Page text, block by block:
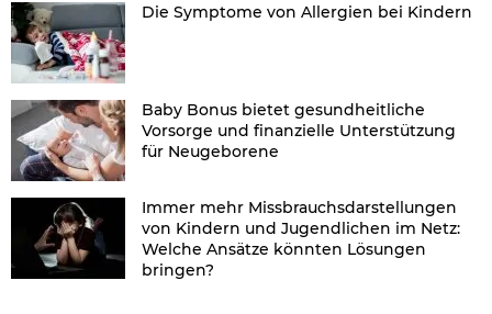
Die Symptome von Allergien bei Kindern
Baby Bonus bietet gesundheitliche
Vorsorge und finanzielle Unterstützung
für Neugeborene
Immer mehr Missbrauchsdarstellungen
von Kindern und Jugendlichen im Netz:
Welche Ansätze könnten Lösungen
bringen?